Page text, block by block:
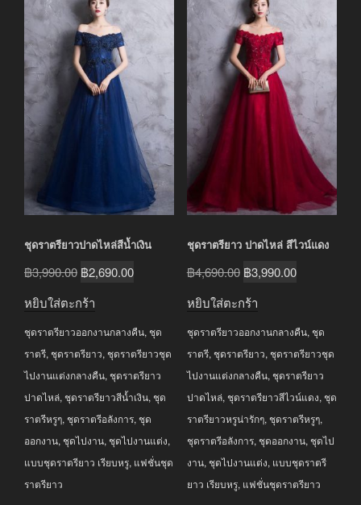
ชุดราตรียาวปาดไหล่สีน้ำเงิน
฿3,990.00 Original
฿3,990.00.
฿2,690.00Current
฿2,690.00.
หยิบใส่ตะกร้า
ชุดราตรียาวออกงานกลางคืน, ชุด
ราตรี, ชุดราตรียาว, ชุดราตรียาวชุด
ไปงานแต่งกลางคืน, ชุดราตรียาว
ปาดไหล่, ชุดราตรียาวสีน้ำเงิน, ชุด
ราตรีหรูๆ, ชุดราตรีอลังการ, ชุด
ออกงาน, ชุดไปงาน, ชุดไปงานแต่ง,
แบบชุดราตรียาว เรียบหรู, แฟชั่นชุด
ราตรียาว
ชุดราตรียาว ปาดไหล่ สีไวน์แดง
฿4,690.00 Original
฿4,690.00.
฿3,990.00Current
฿3,990.00.
หยิบใส่ตะกร้า
ชุดราตรียาวออกงานกลางคืน, ชุด
ราตรี, ชุดราตรียาว, ชุดราตรียาวชุด
ไปงานแต่งกลางคืน, ชุดราตรียาว
ปาดไหล่, ชุดราตรียาวสีไวน์แดง, ชุด
ราตรียาวหรูน่ารักๆ, ชุดราตรีหรูๆ,
ชุดราตรีอลังการ, ชุดออกงาน, ชุดไป
งาน, ชุดไปงานแต่ง, แบบชุดราตรี
ยาว เรียบหรู, แฟชั่นชุดราตรียาว